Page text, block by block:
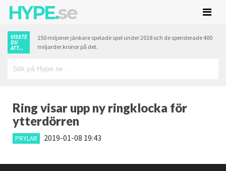
HYPE.se
VISSTE
DU
ATT...
150 miljoner jänkare spelade spel under 2018 och de spenderade 400
miljarder kronor på det.
Ring visar upp ny ringklocka för
ytterdörren
PRYLAR 2019-01-08 19:43